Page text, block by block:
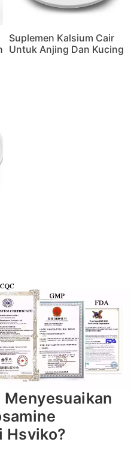
Suplemen Kalsium Cair
Untuk Anjing Dan Kucing
Menyesuaikan
Hsviko?